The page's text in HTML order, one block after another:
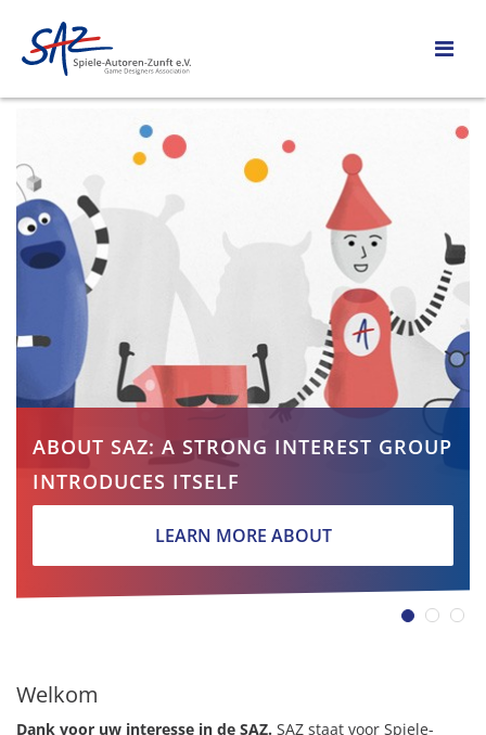
ABOUT SAZ: A STRONG INTEREST GROUP
INTRODUCES ITSELF
LEARN MORE ABOUT
Welkom
Dank voor uw interesse in de SAZ. SAZ staat voor Spiele-